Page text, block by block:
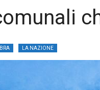
LA NAZIONE